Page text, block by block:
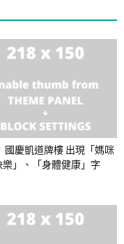
國慶凱道牌樓 出現「媽咪
樂」、「身體健康」字